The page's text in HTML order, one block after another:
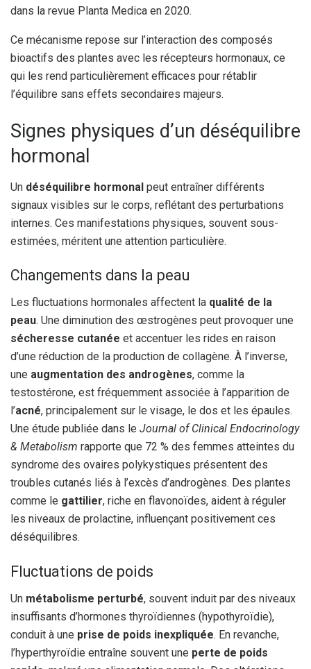
dans la revue Planta Medica en 2020.
Ce mécanisme repose sur l’interaction des composés
bioactifs des plantes avec les récepteurs hormonaux, ce
qui les rend particulièrement efficaces pour rétablir
l’équilibre sans effets secondaires majeurs.
Signes physiques d’un déséquilibre
hormonal
Un déséquilibre hormonal peut entraîner différents
signaux visibles sur le corps, reflétant des perturbations
internes. Ces manifestations physiques, souvent sous-
estimées, méritent une attention particulière.
Changements dans la peau
Les fluctuations hormonales affectent la qualité de la
peau. Une diminution des œstrogènes peut provoquer une
sécheresse cutanée et accentuer les rides en raison
d’une réduction de la production de collagène. À l’inverse,
une augmentation des androgènes, comme la
testostérone, est fréquemment associée à l’apparition de
l’acné, principalement sur le visage, le dos et les épaules.
Une étude publiée dans le Journal of Clinical Endocrinology
& Metabolism rapporte que 72 % des femmes atteintes du
syndrome des ovaires polykystiques présentent des
troubles cutanés liés à l’excès d’androgènes. Des plantes
comme le gattilier, riche en flavonoïdes, aident à réguler
les niveaux de prolactine, influençant positivement ces
déséquilibres.
Fluctuations de poids
Un métabolisme perturbé, souvent induit par des niveaux
insuffisants d’hormones thyroïdiennes (hypothyroïdie),
conduit à une prise de poids inexpliquée. En revanche,
l’hyperthyroïdie entraîne souvent une perte de poids